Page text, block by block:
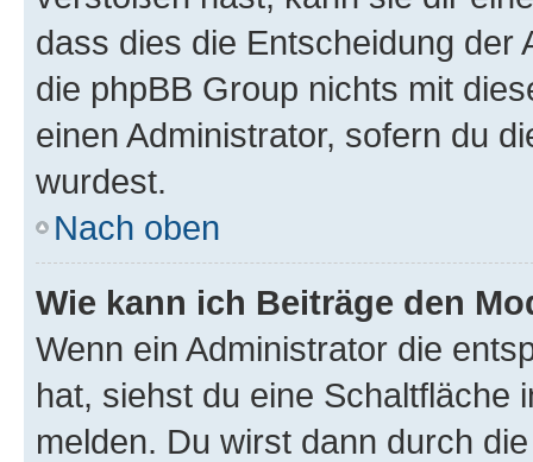
dass dies die Entscheidung der
die phpBB Group nichts mit
einen Administrator, sofern du
wurdest.
Nach oben
Wie kann ich Beiträge den
Wenn ein Administrator die
hat, siehst du eine Schaltfläche
melden. Du wirst dann durch